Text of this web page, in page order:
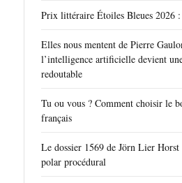
Prix littéraire Étoiles Bleues 2026
Elles nous mentent de Pierre
l’intelligence artificielle devient
redoutable
Tu ou vous ? Comment choisir le
français
Le dossier 1569 de Jörn Lier
polar procédural